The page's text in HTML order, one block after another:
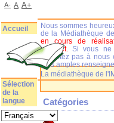
Catégories
Nous sommes
de la Médiathèque de
en cours de
complet.
Si vous ne
n'hésitez pas à nous
plus amples
La médiathèque de
A- A A+
Accueil
Sélection
de la
langue